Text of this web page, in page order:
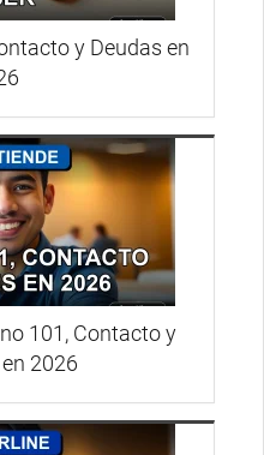
y Deudas en
101, Contacto y
2026